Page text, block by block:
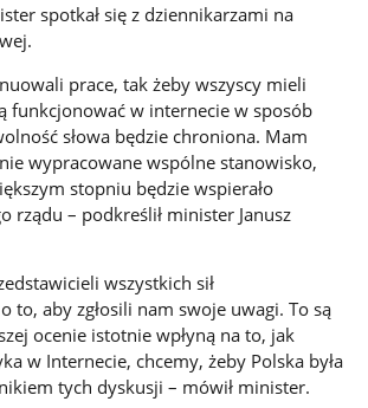
spotkał się z dziennikarzami na
prace, tak żeby wszyscy mieli
funkcjonować w internecie w sposób
słowa będzie chroniona. Mam
wypracowane wspólne stanowisko,
stopniu będzie wspierało
rządu – podkreślił minister Janusz
wszystkich sił
to, aby zgłosili nam swoje uwagi. To są
ocenie istotnie wpłyną na to, jak
w Internecie, chcemy, żeby Polska była
tych dyskusji – mówił minister.